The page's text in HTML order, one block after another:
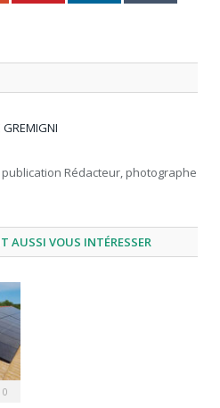
GREMIGNI
Rédacteur, photographe
AUSSI VOUS INTÉRESSER
0